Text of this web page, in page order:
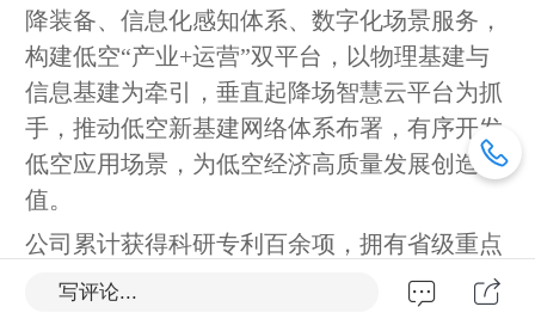
降装备、信息化感知体系、数字化场景服务，
构建低空“产业+运营”双平台，以物理基建与
信息基建为牵引，垂直起降场智慧云平台为抓
手，推动低空新基建网络体系布署，有序开发
低空应用场景，为低空经济高质量发展创造价
值。
公司累计获得科研专利百余项，拥有省级重点
院士工作站，是国家高新技术企业，浙江省专
写评论...